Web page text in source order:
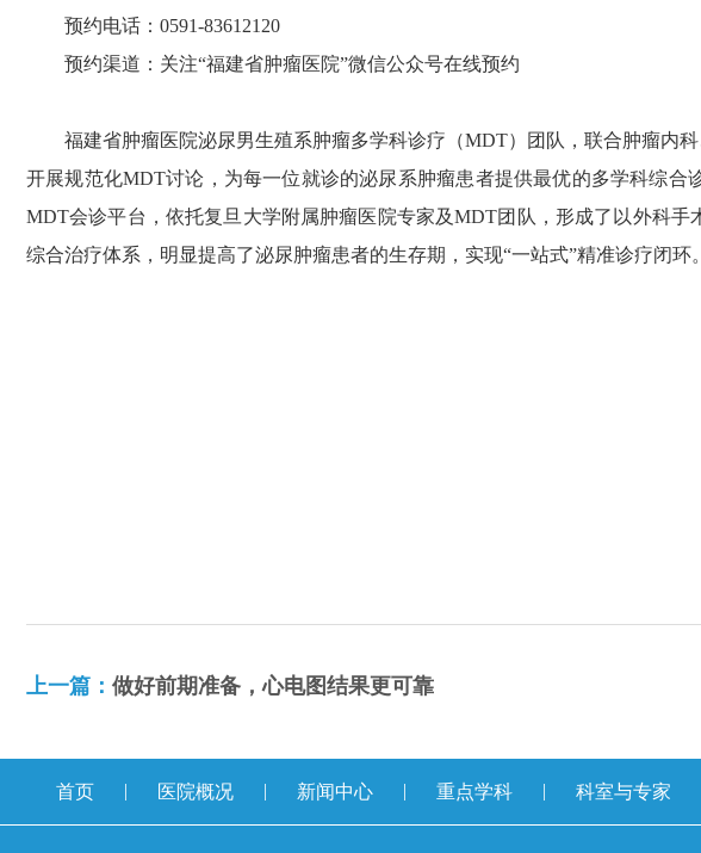
预约电话：0591-83612120
预约渠道：关注“福建省肿瘤医院”微信公众号在线预约
福建省肿瘤医院泌尿男生殖系肿瘤多学科诊疗（MDT）团队，联合肿瘤内科
开展规范化MDT讨论，为每一位就诊的泌尿系肿瘤患者提供最优的多学科综
MDT会诊平台，依托复旦大学附属肿瘤医院专家及MDT团队，形成了以外科
综合治疗体系，明显提高了泌尿肿瘤患者的生存期，实现“一站式”精准诊疗闭环。
上一篇： 做好前期准备，心电图结果更可靠
首页 | 医院概况 | 新闻中心 | 重点学科 | 科室与专家